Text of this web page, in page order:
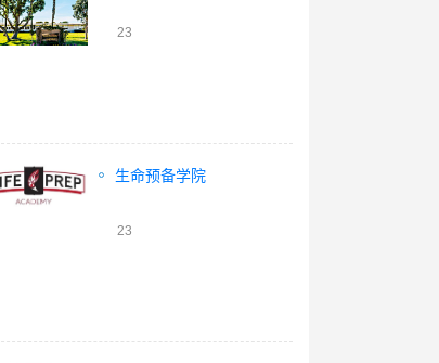
23
生命预备学院
23